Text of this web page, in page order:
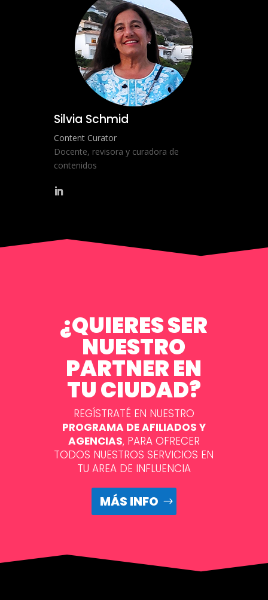
Silvia Schmid
Content Curator
Docente, revisora y curadora de
contenidos
¿QUIERES SER
NUESTRO
PARTNER EN
TU CIUDAD?
REGÍSTRATÉ EN NUESTRO
PROGRAMA DE AFILIADOS Y
AGENCIAS, PARA OFRECER
TODOS NUESTROS SERVICIOS EN
TU AREA DE INFLUENCIA
MÁS INFO